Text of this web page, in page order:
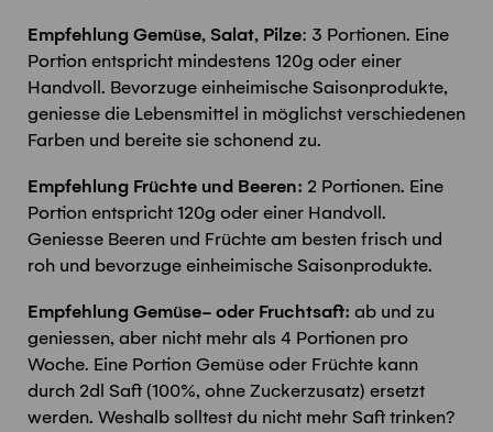
Empfehlung Gemüse, Salat, Pilze: 3 Portionen. Eine
Portion entspricht mindestens 120g oder einer
Handvoll. Bevorzuge einheimische Saisonprodukte,
geniesse die Lebensmittel in möglichst verschiedenen
Farben und bereite sie schonend zu.
Empfehlung Früchte und Beeren: 2 Portionen. Eine
Portion entspricht 120g oder einer Handvoll.
Geniesse Beeren und Früchte am besten frisch und
roh und bevorzuge einheimische Saisonprodukte.
Empfehlung Gemüse- oder Fruchtsaft: ab und zu
geniessen, aber nicht mehr als 4 Portionen pro
Woche. Eine Portion Gemüse oder Früchte kann
durch 2dl Saft (100%, ohne Zuckerzusatz) ersetzt
werden. Weshalb solltest du nicht mehr Saft trinken?